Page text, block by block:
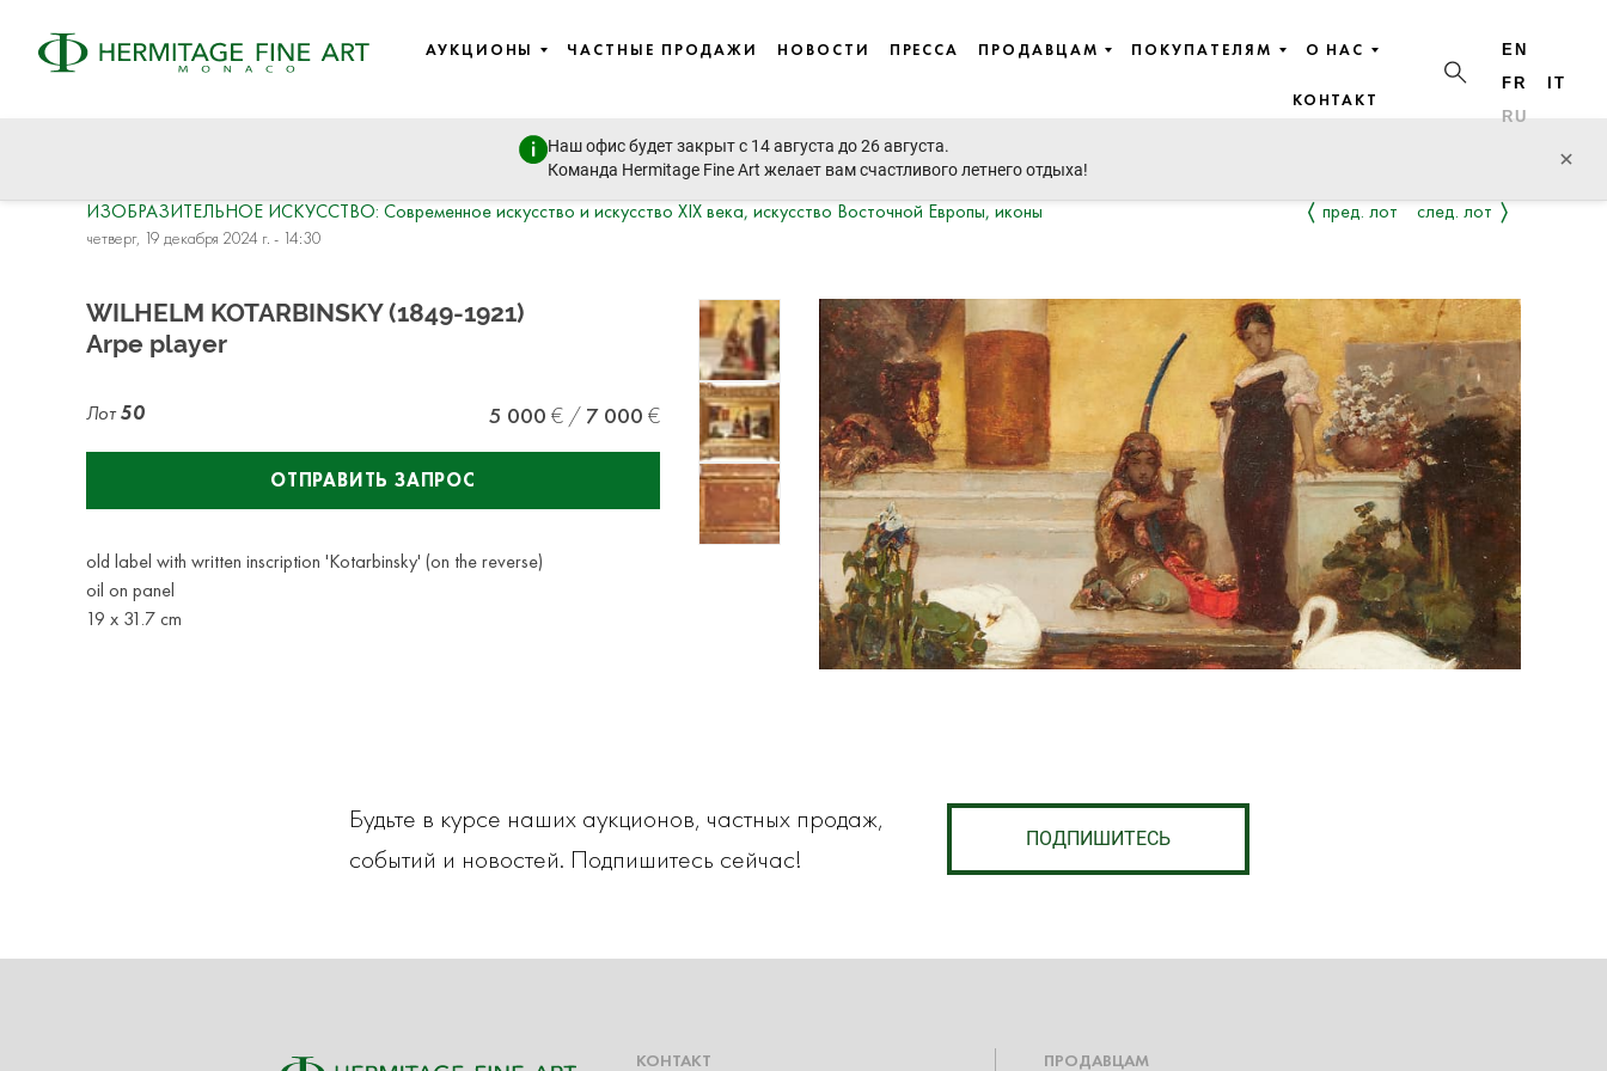
АУКЦИОНЫ ЧАСТНЫЕ ПРОДАЖИ НОВОСТИ ПРЕССА ПРОДАВЦАМ ПОКУПАТЕЛЯМ О НАС
КОНТАКТ
EN
FR
IT
RU
Наш офис будет закрыт с 14 августа до 26 августа.
Команда Hermitage Fine Art желает вам счастливого летнего отдыха!
×
ИЗОБРАЗИТЕЛЬНОЕ ИСКУССТВО: Cовременное искусство и искусство XIX века, искусство Восточной Европы, иконы
четверг, 19 декабря 2024 г. - 14:30
пред. лот след. лот
WILHELM KOTARBINSKY (1849-1921)
Arpe player
Лот50 5 000 7 000
ОТПРАВИТЬ ЗАПРОС
old label with written inscription 'Kotarbinsky' (on the reverse)
oil on panel
19 x 31.7 cm
Будьте в курсе наших аукционов, частных продаж,
событий и новостей. Подпишитесь сейчас!
ПОДПИШИТЕСЬ
КОНТАКТ ПРОДАВЦАМ